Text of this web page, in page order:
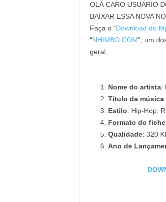
OLÁ CARO USUÁRIO
BAIXAR ESSA NOVA
Faça o “Download do
“NHIMBO.COM”, um
geral.
Nome do artista:
Título da música
Estilo: Hip-Hop;
Formato do
Qualidade: 320
Ano de